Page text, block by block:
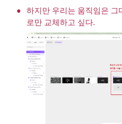
•
하지만 우리는 움직임은 그
로만 교체하고 싶다.